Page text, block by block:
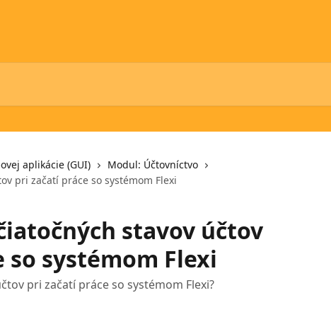
aplikácie (GUI)
Modul: Účtovníctvo
pri začatí práce so systémom Flexi
stavov účtov
so systémom Flexi
pri začatí práce so systémom Flexi?